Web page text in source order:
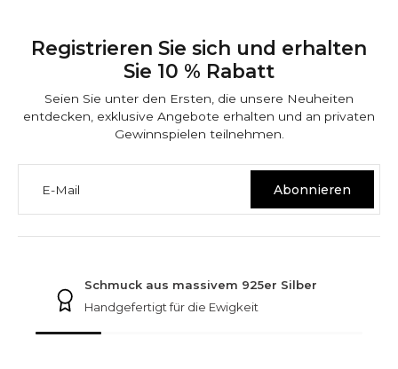
Registrieren Sie sich und erhalten
Sie 10 % Rabatt
Seien Sie unter den Ersten, die unsere Neuheiten
entdecken, exklusive Angebote erhalten und an privaten
Gewinnspielen teilnehmen.
E-Mail Abonnieren
Schmuck aus massivem 925er Silber
Handgefertigt für die Ewigkeit